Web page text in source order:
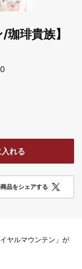
琲貴族】
れる
品をシェアする
ヤルマウンテン」が